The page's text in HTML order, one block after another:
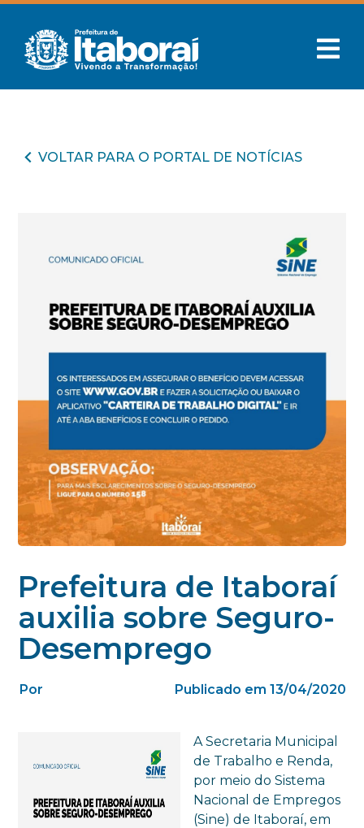
VOLTAR PARA O PORTAL DE NOTÍCIAS
Prefeitura de Itaboraí
auxilia sobre Seguro-
Desemprego
Por Publicado em 13/04/2020
A Secretaria Municipal
de Trabalho e Renda,
por meio do Sistema
Nacional de Empregos
(Sine) de Itaboraí, em